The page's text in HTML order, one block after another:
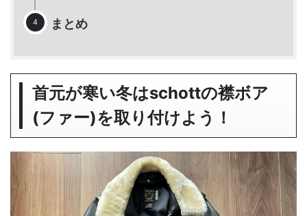
まとめ
首元が寒い冬はschottの襟ボア
(ファー)を取り付けよう！